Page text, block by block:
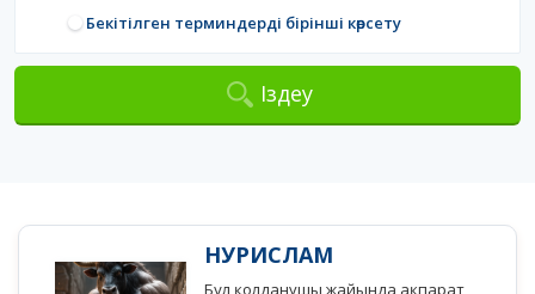
Бекітілген терминдерді бірінші көрсету
Іздеу
НУРИСЛАМ
Бұл қолданушы жайында ақпарат